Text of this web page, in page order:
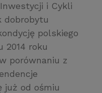
i Cykli
dobrobytu
polskiego
2014 roku
porównaniu z
już od ośmiu